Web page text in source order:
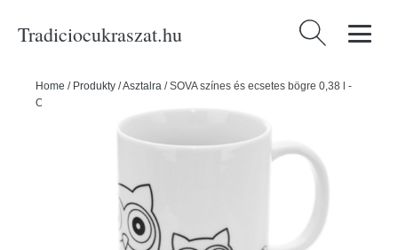
Tradiciocukraszat.hu Keresés:
Home / Produkty /Asztalra /SOVA színes és ecsetes bögre 0,38 l -
ORION